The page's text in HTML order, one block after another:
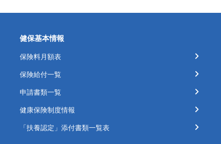
健保基本情報
保険料月額表
保険給付一覧
申請書類一覧
健康保険制度情報
「扶養認定」添付書類一覧表